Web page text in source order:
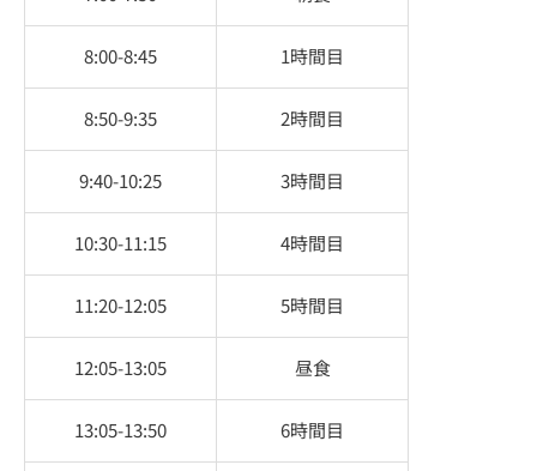
8:00-8:45 1時間目
8:50-9:35 2時間目
9:40-10:25 3時間目
10:30-11:15 4時間目
11:20-12:05 5時間目
12:05-13:05 昼食
13:05-13:50 6時間目